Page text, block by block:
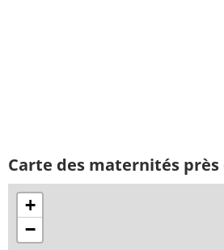
Carte des maternités près
+
−